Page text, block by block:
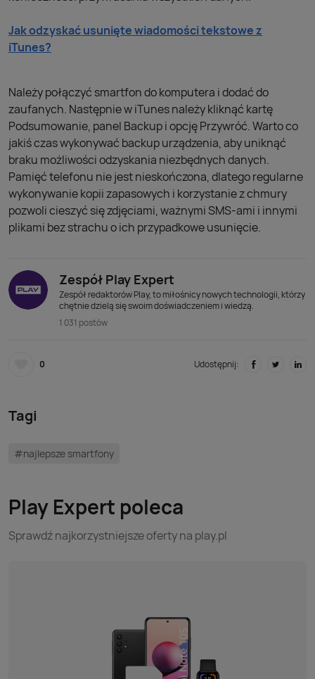
Jak odzyskać usunięte wiadomości tekstowe z
iTunes?
​​​​​​​Należy połączyć smartfon do komputera i dodać do
zaufanych. Następnie w iTunes należy kliknąć kartę
Podsumowanie, panel Backup i opcję Przywróć. Warto co
jakiś czas wykonywać backup urządzenia, aby uniknąć
braku możliwości odzyskania niezbędnych danych.
Pamięć telefonu nie jest nieskończona, dlatego regularne
wykonywanie kopii zapasowych i korzystanie z chmury
pozwoli cieszyć się zdjęciami, ważnymi SMS-ami i innymi
plikami bez strachu o ich przypadkowe usunięcie.
Zespół Play Expert
Zespół redaktorów Play, to miłośnicy nowych technologii, którzy
chętnie dzielą się swoim doświadczeniem i wiedzą.
1 031 postów
0 Udostępnij:
Tagi
#najlepsze smartfony
Play Expert poleca
Sprawdź najkorzystniejsze oferty na play.pl